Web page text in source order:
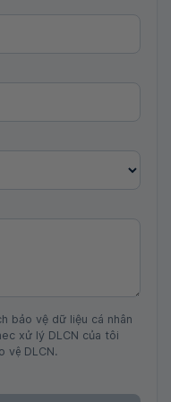
bảo vệ dữ liệu cá nhân
xử lý DLCN của tôi
vệ DLCN.